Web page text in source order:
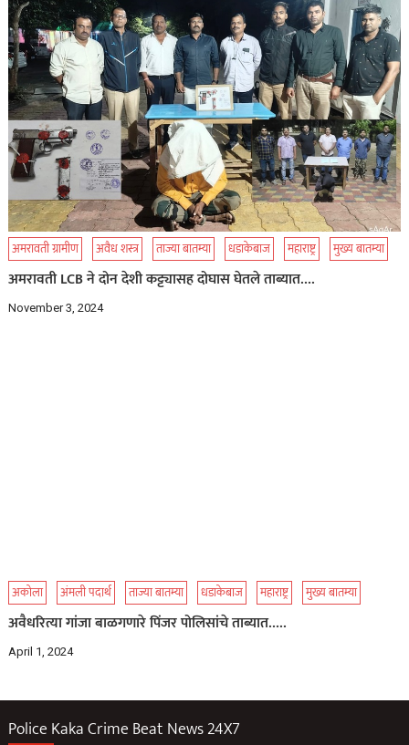
अमरावती ग्रामीण अवैध शस्त्र ताज्या बातम्या धडाकेबाज महाराष्ट्र मुख्य बातम्या
अमरावती LCB ने दोन देशी कट्ट्यासह दोघास घेतले ताब्यात….
November 3, 2024
अकोला अंमली पदार्थ ताज्या बातम्या धडाकेबाज महाराष्ट्र मुख्य बातम्या
अवैधरित्या गांजा बाळगणारे पिंजर पोलिसांचे ताब्यात…..
April 1, 2024
Police Kaka Crime Beat News 24X7